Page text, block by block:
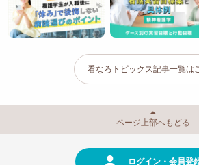
看なろトピックス記事一覧は
ページ上部へもどる
ログイン・会員登